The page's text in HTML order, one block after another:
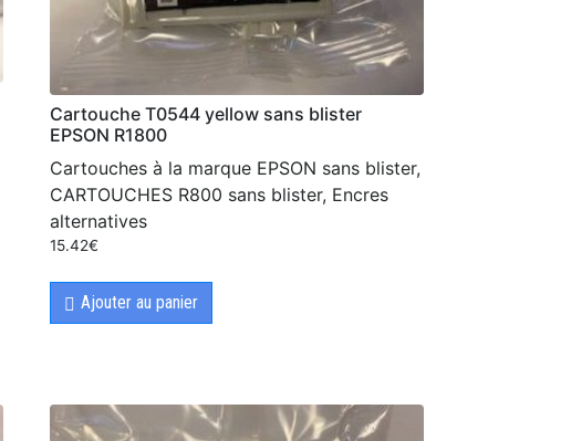
Cartouche T0544 yellow sans blister
EPSON R1800
Cartouches à la marque EPSON sans blister,
CARTOUCHES R800 sans blister, Encres
alternatives
15.42€
Ajouter au panier